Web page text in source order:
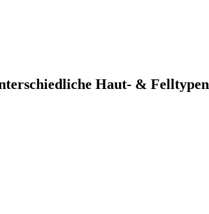
Haut- & Felltypen